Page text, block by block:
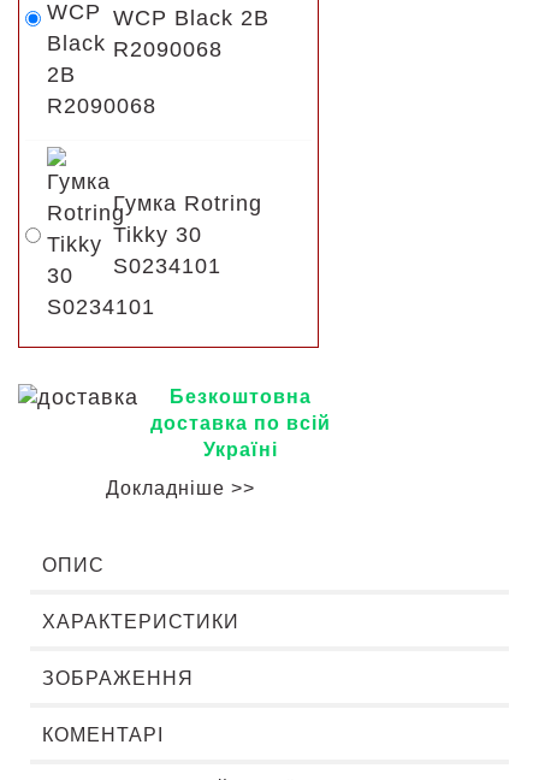
WCP Black 2B
R2090068
Гумка Rotring
Tikky 30
S0234101
Безкоштовна
доставка по всій
Україні
Докладніше >>
ОПИС
ХАРАКТЕРИСТИКИ
ЗОБРАЖЕННЯ
КОМЕНТАРІ